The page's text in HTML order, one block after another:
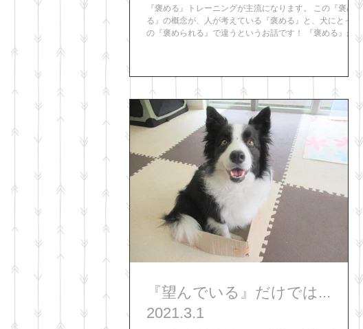
『褒める』トレーニングが主流になります。 この『褒め
る』の概念が、人が考えている『褒める』と、犬にとって
の『褒められる』で違うというお話です！ 『褒める』がト
レーニングでうまく作用するには、『褒める』タイミング
『望んでいる』だけでは...
2021.3.1